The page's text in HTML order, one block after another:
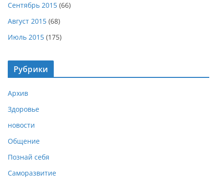
Сентябрь 2015 (66)
Август 2015 (68)
Июль 2015 (175)
Рубрики
Архив
Здоровье
новости
Общение
Познай себя
Саморазвитие